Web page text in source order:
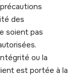
des
soient pas
ou la
est portée à la